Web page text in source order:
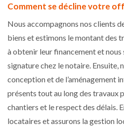
Comment se décline votre
Nous accompagnons nos clients
biens et estimons le montant des
à obtenir leur financement et nous
signature chez le notaire. Ensuite,
conception et de l’aménagement
présents tout au long des travaux
chantiers et le respect des délais.
locataires et assurons la gestion